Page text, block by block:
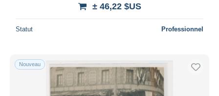
± 46,22 $US
Statut Professionnel
Nouveau